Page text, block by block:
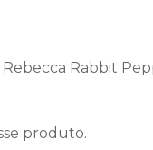
Rabbit
produto.